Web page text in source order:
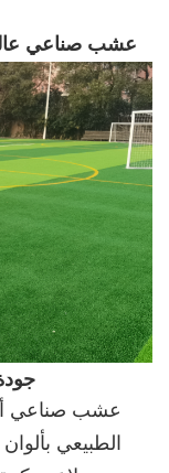
عشب صناعي عالي
عشب صناعي
الطبيعي